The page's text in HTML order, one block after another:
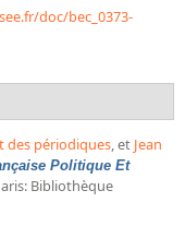
doc/bec_0373-
des périodiques, et Jean
Politique Et
Bibliothèque